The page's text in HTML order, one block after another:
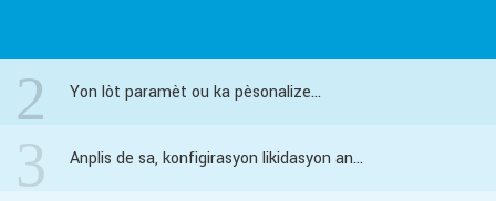
2 Yon lòt paramèt ou ka pèsonalize...
3 Anplis de sa, konfigirasyon likidasyon an...